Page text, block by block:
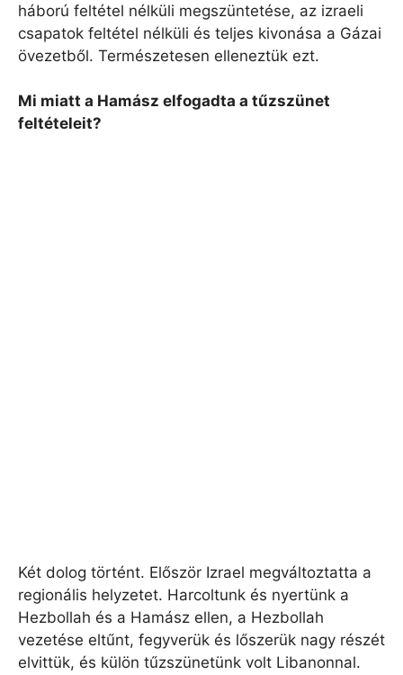
háború feltétel nélküli megszüntetése, az izraeli
csapatok feltétel nélküli és teljes kivonása a Gázai
övezetből. Természetesen elleneztük ezt.
Mi miatt a Hamász elfogadta a tűzszünet
feltételeit?
Két dolog történt. Először Izrael megváltoztatta a
regionális helyzetet. Harcoltunk és nyertünk a
Hezbollah és a Hamász ellen, a Hezbollah
vezetése eltűnt, fegyverük és lőszerük nagy részét
elvittük, és külön tűzszünetünk volt Libanonnal.